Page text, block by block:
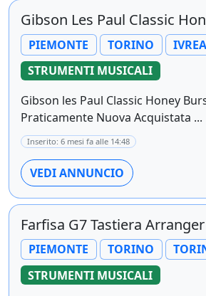
Gibson Les Paul Classic
PIEMONTE TORINO
IVREA
STRUMENTI MUSICALI
Gibson les Paul Classic Honey
Praticamente Nuova Acquistata ...
Inserito: 6 mesi fa alle 14:48
VEDI ANNUNCIO
Farfisa G7 Tastiera
PIEMONTE TORINO
STRUMENTI MUSICALI